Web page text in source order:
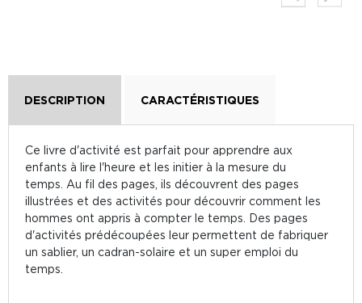
DESCRIPTION CARACTÉRISTIQUES
Ce livre d'activité est parfait pour apprendre aux
enfants à lire l'heure et les initier à la mesure du
temps. Au fil des pages, ils découvrent des pages
illustrées et des activités pour découvrir comment les
hommes ont appris à compter le temps. Des pages
d'activités prédécoupées leur permettent de fabriquer
un sablier, un cadran-solaire et un super emploi du
temps.